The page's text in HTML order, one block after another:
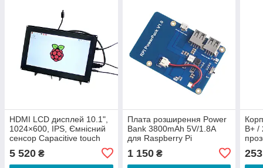
HDMI LCD дисплей 10.1",
1024×600, IPS, Ємнісний
сенсор Capacitive touch
Waveshare
5 520 ₴
Плата розширення Power
Bank 3800mAh 5V/1.8A
для Raspberry Pi
1 150₴
B+ /
253